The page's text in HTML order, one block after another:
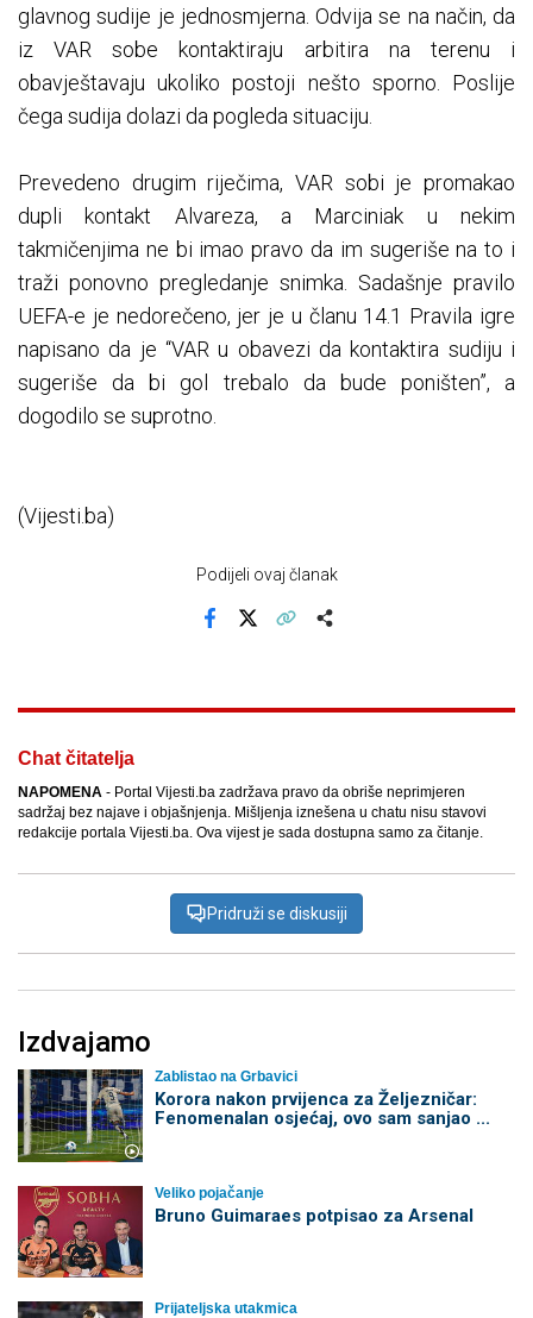
glavnog sudije je jednosmjerna. Odvija se na način, da
iz VAR sobe kontaktiraju arbitira na terenu i
obavještavaju ukoliko postoji nešto sporno. Poslije
čega sudija dolazi da pogleda situaciju.
Prevedeno drugim riječima, VAR sobi je promakao
dupli kontakt Alvareza, a Marciniak u nekim
takmičenjima ne bi imao pravo da im sugeriše na to i
traži ponovno pregledanje snimka. Sadašnje pravilo
UEFA-e je nedorečeno, jer je u članu 14.1 Pravila igre
napisano da je “VAR u obavezi da kontaktira sudiju i
sugeriše da bi gol trebalo da bude poništen”, a
dogodilo se suprotno.
(Vijesti.ba)
Podijeli ovaj članak
Chat čitatelja
NAPOMENA - Portal Vijesti.ba zadržava pravo da obriše neprimjeren
sadržaj bez najave i objašnjenja. Mišljenja iznešena u chatu nisu stavovi
redakcije portala Vijesti.ba. Ova vijest je sada dostupna samo za čitanje.
Pridruži se diskusiji
Izdvajamo
Zablistao na Grbavici
Korora nakon prvijenca za Željezničar:
Fenomenalan osjećaj, ovo sam sanjao ...
Veliko pojačanje
Bruno Guimaraes potpisao za Arsenal
Prijateljska utakmica